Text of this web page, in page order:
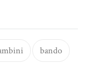
bando